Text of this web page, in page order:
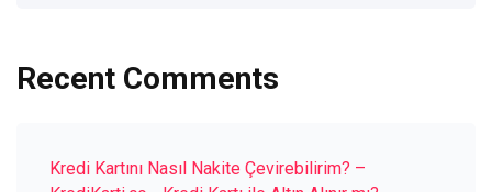
Recent Comments
Kredi Kartını Nasıl Nakite Çevirebilirim? –